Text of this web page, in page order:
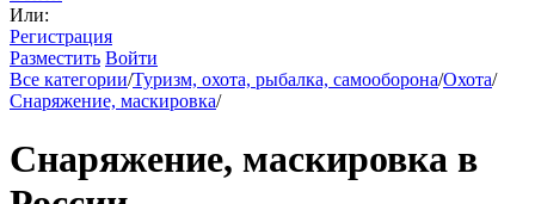
Или:
Регистрация
Разместить Войти
Все категории/Туризм, охота, рыбалка, самооборона/Охота/
Снаряжение, маскировка/
Снаряжение, маскировка в